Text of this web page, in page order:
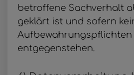
betroffene Sachverhalt
geklärt ist und sofern
Aufbewahrungspflichten
entgegenstehen.